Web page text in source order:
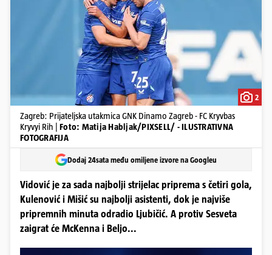
2
Zagreb: Prijateljska utakmica GNK Dinamo Zagreb - FC Kryvbas
Kryvyi Rih | Foto: Matija Habljak/PIXSELL/ - ILUSTRATIVNA
FOTOGRAFIJA
Dodaj 24sata među omiljene izvore na Googleu
Vidović je za sada najbolji strijelac priprema s četiri gola,
Kulenović i Mišić su najbolji asistenti, dok je najviše
pripremnih minuta odradio Ljubičić. A protiv Sesveta
zaigrat će McKenna i Beljo...